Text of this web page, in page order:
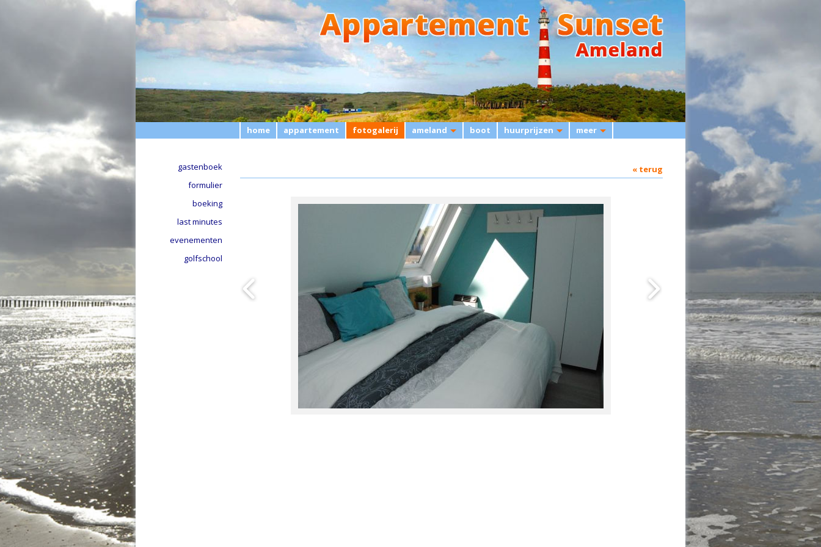
home appartement fotogalerij ameland boot huurprijzen meer
gastenboek
formulier
boeking
last minutes
evenementen
golfschool
« terug